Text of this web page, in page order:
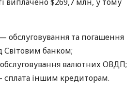
обслуговування та погашення
Світовим банком;
валютних ОВДП;
іншим кредиторам.